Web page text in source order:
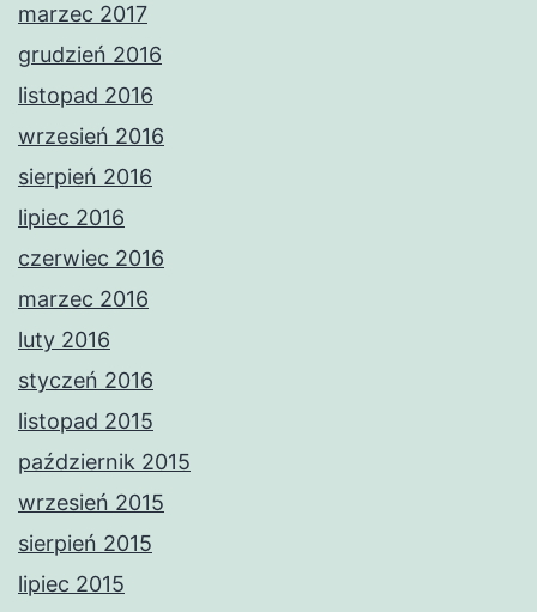
marzec 2017
grudzień 2016
listopad 2016
wrzesień 2016
sierpień 2016
lipiec 2016
czerwiec 2016
marzec 2016
luty 2016
styczeń 2016
listopad 2015
październik 2015
wrzesień 2015
sierpień 2015
lipiec 2015